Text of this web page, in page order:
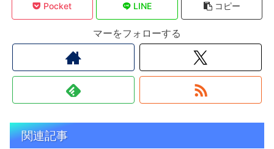
Pocket LINE コピー
マーをフォローする
関連記事